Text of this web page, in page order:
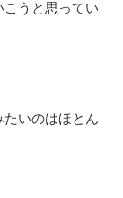
うと思ってい
いのはほとん